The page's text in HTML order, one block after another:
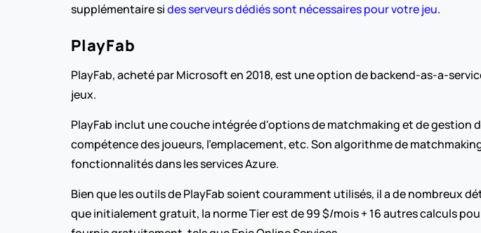
supplémentaire si des serveurs dédiés sont nécessaires pour votre jeu.
PlayFab
PlayFab, acheté par Microsoft en 2018, est une option de backend-as-a-
jeux.
PlayFab inclut une couche intégrée d'options de matchmaking et de
compétence des joueurs, l’emplacement, etc. Son algorithme de
fonctionnalités dans les services Azure.
Bien que les outils de PlayFab soient couramment utilisés, il a de nombreux
que initialement gratuit, la norme Tier est de 99 $/mois + 16 autres calculs